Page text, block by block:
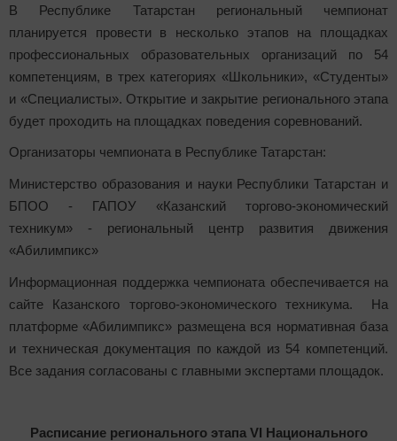
В Республике Татарстан региональный чемпионат
планируется провести в несколько этапов на площадках
профессиональных образовательных организаций по 54
компетенциям, в трех категориях «Школьники», «Студенты»
и «Специалисты». Открытие и закрытие регионального этапа
будет проходить на площадках поведения соревнований.
Организаторы чемпионата в Республике Татарстан:
Министерство образования и науки Республики Татарстан и
БПОО - ГАПОУ «Казанский торгово-экономический
техникум» - региональный центр развития движения
«Абилимпикс»
Информационная поддержка чемпионата обеспечивается на
сайте Казанского торгово-экономического техникума. На
платформе «Абилимпикс» размещена вся нормативная база
и техническая документация по каждой из 54 компетенций.
Все задания согласованы с главными экспертами площадок.
Расписание регионального этапа VI Национального